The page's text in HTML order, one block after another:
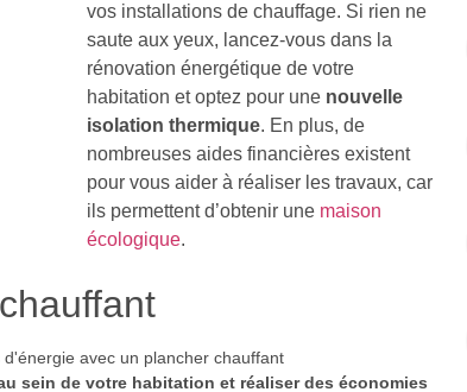
vos installations de chauffage. Si rien ne
saute aux yeux, lancez-vous dans la
rénovation énergétique de votre
habitation et optez pour une nouvelle
isolation thermique. En plus, de
nombreuses aides financières existent
pour vous aider à réaliser les travaux, car
ils permettent d’obtenir une maison
écologique.
sein de votre habitation et réaliser des économies